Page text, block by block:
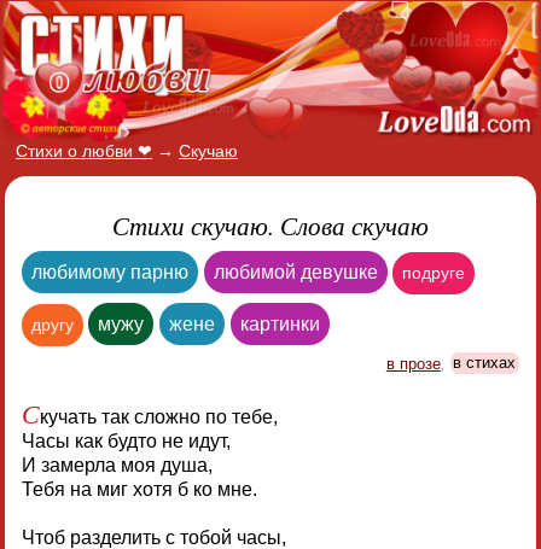
Стихи о любви ❤ → Скучаю
Стихи скучаю. Слова скучаю
любимому парню любимой девушке подруге
другу мужу жене картинки
в прозе, в стихах
Скучать так сложно по тебе,
Часы как будто не идут,
И замерла моя душа,
Тебя на миг хотя б ко мне.
Чтоб разделить с тобой часы,